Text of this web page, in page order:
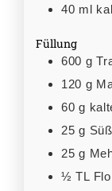
40 ml
Füllung
600 g
120 g
60 g
25 g
25 g
½ TL